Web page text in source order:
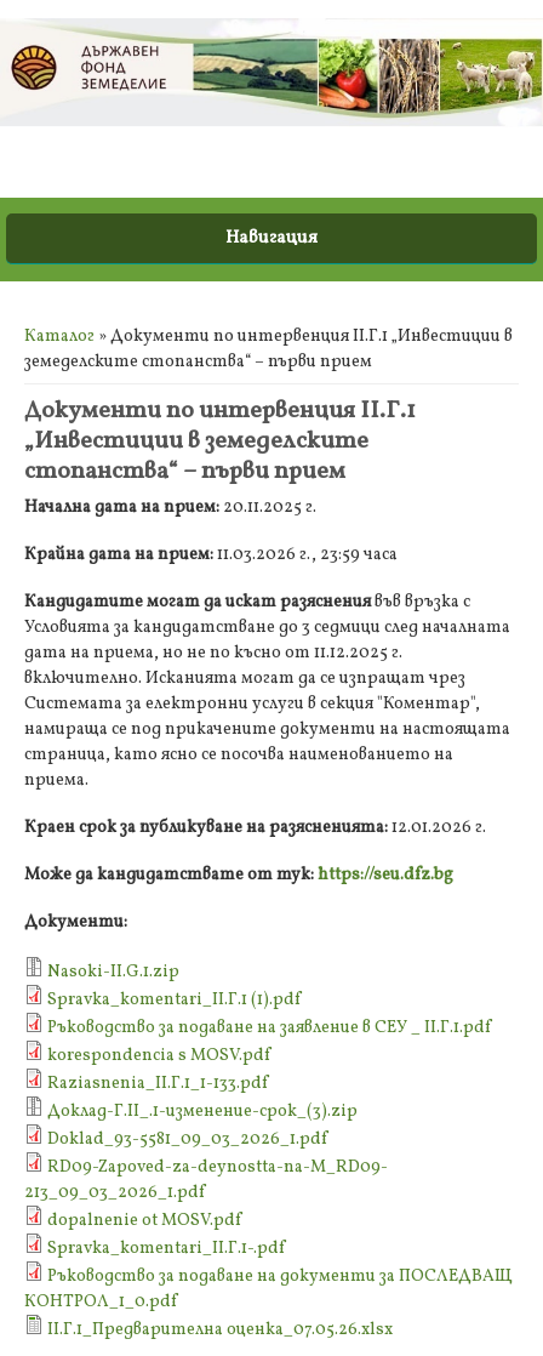
Вие сте тук
Каталог » Документи по интервенция ІІ.Г.1 „Инвестиции в
земеделските стопанства“ – първи прием
Документи по интервенция ІІ.Г.1
„Инвестиции в земеделските
стопанства“ – първи прием
Начална дата на прием: 20.11.2025 г.
Крайна дата на прием:11.03.2026 г., 23:59 часа
Кандидатите могат да искат разяснениявъв връзка с
Условията за кандидатстване до 3 седмици след началната
дата на приема, но не по късно от 11.12.2025 г.
включително. Исканията могат да се изпращат чрез
Системата за електронни услуги в секция "Коментар",
намираща се под прикачените документи на настоящата
страница, като ясно се посочва наименованието на
приема.
Краен срок за публикуване на разясненията:12.01.2026 г.
Може да кандидатствате от тук:https://seu.dfz.bg
Документи:
Nasoki-ІІ.G.1.zip
Spravka_komentari_II.Г.1 (1).pdf
Ръководство за подаване на заявление в СЕУ _ II.Г.1.pdf
korespondencia s MOSV.pdf
Raziasnenia_ІІ.Г.1_1-133.pdf
Доклад-Г.II_.1-изменение-срок_(3).zip
Doklad_93-5581_09_03_2026_1.pdf
RD09-Zapoved-za-deynostta-na-M_RD09-
213_09_03_2026_1.pdf
dopalnenie ot MOSV.pdf
Spravka_komentari_II.Г.1-.pdf
Ръководство за подаване на документи за ПОСЛЕДВАЩ
КОНТРОЛ_1_0.pdf
II.Г.1_Предварителна оценка_07.05.26.xlsx